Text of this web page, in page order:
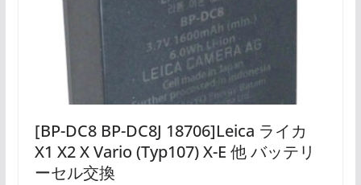
[BP-DC8 BP-DC8J 18706]Leica ライカ
X1 X2 X Vario (Typ107) X-E 他 バッテリ
ーセル交換